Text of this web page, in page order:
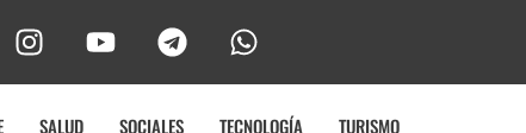
SALUD SOCIALES TECNOLOGÍA TURISMO